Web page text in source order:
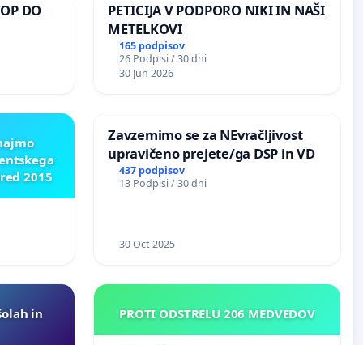
DO
PETICIJA V PODPORO NIKI IN NAŠI
METELKOVI
165 podpisov
26 Podpisi / 30 dni
30 Jun 2026
2015
Zavzemimo se za NEvračljivost
upravičeno prejete/ga DSP in VD
437 podpisov
13 Podpisi / 30 dni
30 Oct 2025
in
PROTI ODSTRELU 206 MEDVEDOV